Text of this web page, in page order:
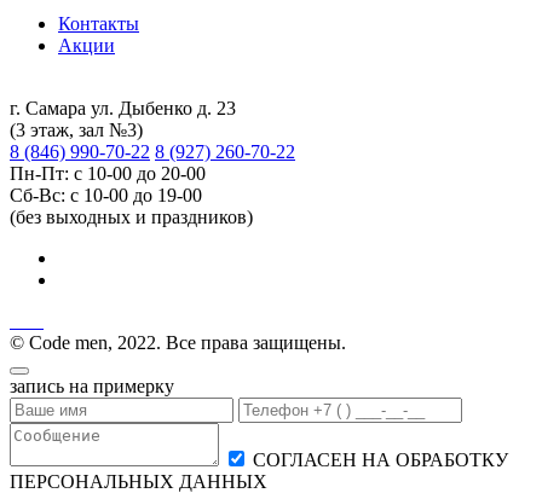
Контакты
Акции
г. Самара ул. Дыбенко д. 23
(3 этаж, зал №3)
8 (846) 990-70-22 8 (927) 260-70-22
Пн-Пт: с 10-00 до 20-00
Сб-Вс: с 10-00 до 19-00
(без выходных и праздников)
© Code men, 2022. Все права защищены.
запись на примерку
СОГЛАСЕН НА ОБРАБОТКУ
ПЕРСОНАЛЬНЫХ ДАННЫХ